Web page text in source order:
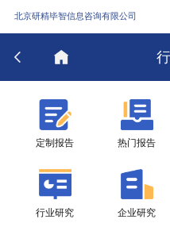
北京研精毕智信息咨询有限公司
定制报告 热门报告
行业研究 企业研究